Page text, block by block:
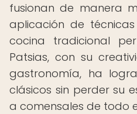
fusionan de manera
aplicación de
cocina tradicional
Patsias, con su
gastronomía, ha
clásicos sin perder su
a comensales de todo